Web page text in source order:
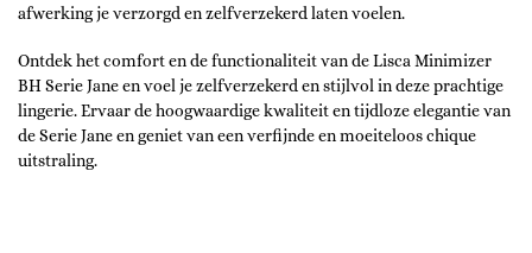
afwerking je verzorgd en zelfverzekerd laten voelen.
Ontdek het comfort en de functionaliteit van de Lisca Minimizer
BH Serie Jane en voel je zelfverzekerd en stijlvol in deze prachtige
lingerie. Ervaar de hoogwaardige kwaliteit en tijdloze elegantie van
de Serie Jane en geniet van een verfijnde en moeiteloos chique
uitstraling.